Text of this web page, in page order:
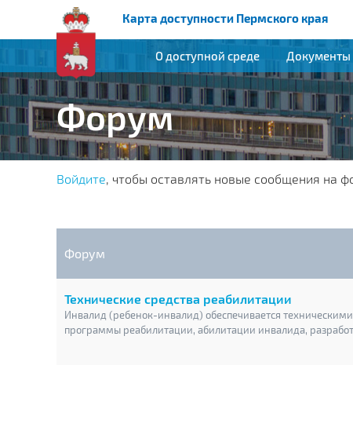
Карта доступности Пермского края
О доступной среде Документы
Форум
Вы
Войдите, чтобы оставлять новые сообщения на
Форум
Нет
новых
сообщений
Технические средства реабилитации
Инвалид (ребенок-инвалид) обеспечивается
программы реабилитации, абилитации инвалида,